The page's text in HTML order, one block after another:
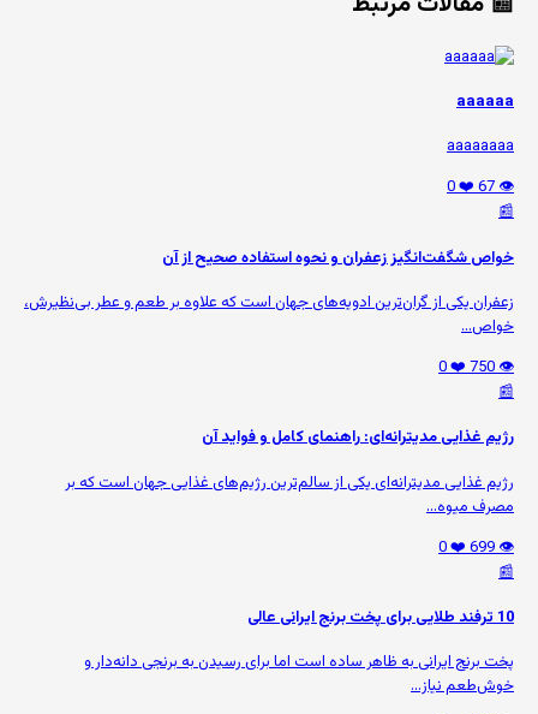
aaaaaa
aaaaaaaa
👁️ 67
❤️ 0
📰
خواص شگفت‌انگیز زعفران و نحوه استفاده صحیح از آن
زعفران یکی از گران‌ترین ادویه‌های جهان است که علاوه بر طعم و عطر بی‌نظیرش،
خواص...
👁️ 750
❤️ 0
📰
رژیم غذایی مدیترانه‌ای: راهنمای کامل و فواید آن
رژیم غذایی مدیترانه‌ای یکی از سالم‌ترین رژیم‌های غذایی جهان است که بر
مصرف میوه‌...
👁️ 699
❤️ 0
📰
10 ترفند طلایی برای پخت برنج ایرانی عالی
پخت برنج ایرانی به ظاهر ساده است اما برای رسیدن به برنجی دانه‌دار و
خوش‌طعم نیاز...